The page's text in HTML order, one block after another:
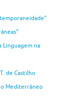
Linguagem na
de Castilho
Mediterrâneo